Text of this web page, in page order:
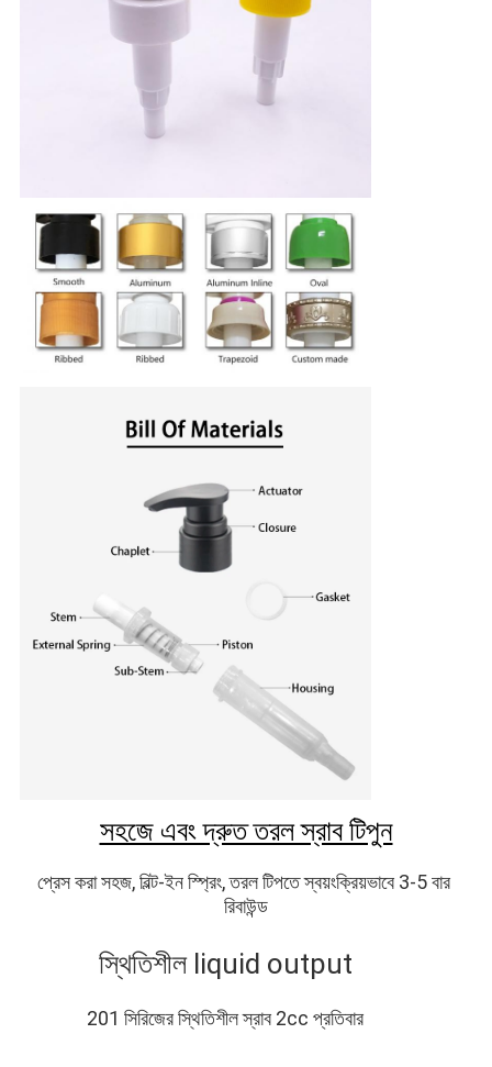
সহজে এবং দ্রুত তরল স্রাব টিপুন
প্রেস করা সহজ, বিল্ট-ইন স্প্রিং, তরল টিপতে স্বয়ংক্রিয়ভাবে 3-5 বার
রিবাউন্ড
স্থিতিশীল liquid output
201 সিরিজের স্থিতিশীল স্রাব 2cc প্রতিবার